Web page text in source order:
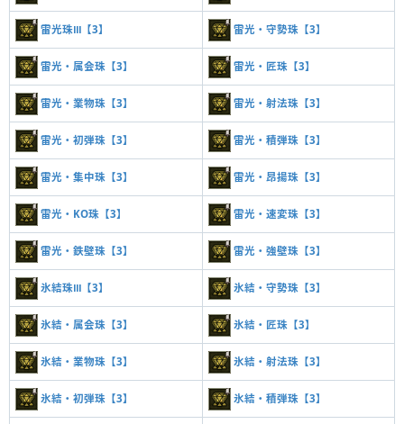
雷光珠Ⅲ【3】 雷光・守勢珠【3】
雷光・属会珠【3】 雷光・匠珠【3】
雷光・業物珠【3】 雷光・射法珠【3】
雷光・初弾珠【3】 雷光・積弾珠【3】
雷光・集中珠【3】 雷光・昂揚珠【3】
雷光・KO珠【3】 雷光・速変珠【3】
雷光・鉄壁珠【3】 雷光・強壁珠【3】
氷結珠Ⅲ【3】 氷結・守勢珠【3】
氷結・属会珠【3】 氷結・匠珠【3】
氷結・業物珠【3】 氷結・射法珠【3】
氷結・初弾珠【3】 氷結・積弾珠【3】